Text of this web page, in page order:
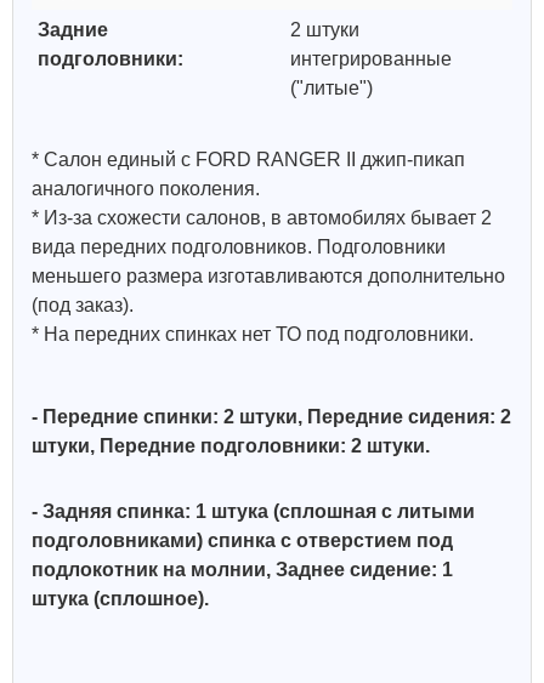
Задние
подголовники:
2 штуки
интегрированные
("литые")
* Салон единый с FORD RANGER II джип-пикап
аналогичного поколения.
* Из-за схожести салонов, в автомобилях бывает 2
вида передних подголовников. Подголовники
меньшего размера изготавливаются дополнительно
(под заказ).
* На передних спинках нет ТО под подголовники.
- Передние спинки: 2 штуки, Передние сидения: 2
штуки, Передние подголовники: 2 штуки.
- Задняя спинка: 1 штука (сплошная с литыми
подголовниками) спинка с отверстием под
подлокотник на молнии, Заднее сидение: 1
штука (сплошное).